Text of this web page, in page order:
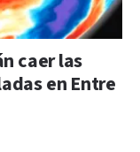
caer las
en Entre